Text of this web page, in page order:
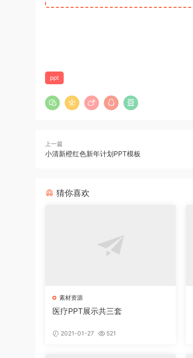
ppt
上一篇
小清新橙红色新年计划PPT模板
猜你喜欢
素材资源
医疗PPT展示共三套
2021-01-27 521